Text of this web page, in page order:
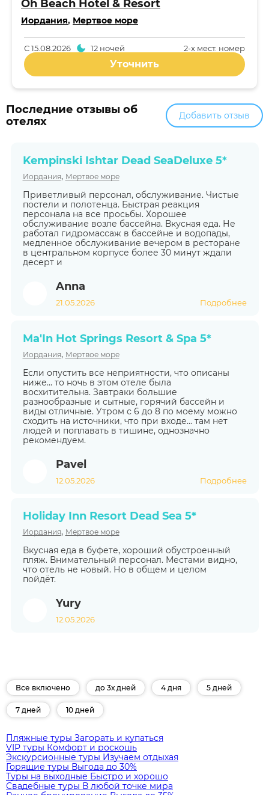
Oh Beach Hotel & Resort
Иордания, Мертвое море
2-x мест. номер
С15.08.2026 12 ночей
Уточнить
Последние отзывы об
отелях
Добавить отзыв
Kempinski Ishtar Dead SeaDeluxe 5*
Иордания, Мертвое море
Приветливый персонал, обслуживание. Чистые
постели и полотенца. Быстрая реакция
персонала на все просьбы. Хорошее
обслуживание возле бассейна. Вкусная еда. Не
работал гидромассаж в бассейне и водопады,
медленное обслуживание вечером в ресторане
в центральном корпусе более 30 минут ждали
десерт и
Anna
21.05.2026 Подробнее
Ma'In Hot Springs Resort & Spa 5*
Иордания, Мертвое море
Если опустить все неприятности, что описаны
ниже... то ночь в этом отеле была
восхитительна. Завтраки большие
разнообразные и сытные, горячий бассейн и
виды отличные. Утром с 6 до 8 по моему можно
сходить на источники, что при входе... там нет
людей и поплавать в тишине, однозначно
рекомендуем.
Pavel
12.05.2026 Подробнее
Holiday Inn Resort Dead Sea 5*
Иордания, Мертвое море
Вкусная еда в буфете, хороший обустроенный
пляж. Внимательный персонал. Местами видно,
что отель не новый. Но в общем и целом
пойдёт.
Yury
12.05.2026
Все включено до 3х дней 4 дня 5 дней
7 дней 10 дней
Пляжные туры Загорать и купаться
VIP туры Комфорт и роскошь
Экскурсионные туры Изучаем отдыхая
Горящие туры Выгода до 30%
Туры на выходные Быстро и хорошо
Свадебные туры В любой точке мира